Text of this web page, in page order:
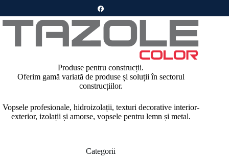
Produse pentru construcții.
Oferim gamă variată de produse și soluții în sectorul
construcțiilor.
Vopsele profesionale, hidroizolații, texturi decorative interior-
exterior, izolații și amorse, vopsele pentru lemn și metal.
Categorii